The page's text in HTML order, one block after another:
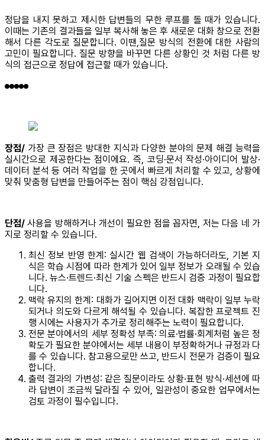
정답을 내지 못하고 제시한 답변들의 무한 루프를 돌 때가 있습니다.
이때는 기존의 결과들을 일부 복사해 놓은 후 새로운 대화 창으로 전환
해서 다른 각도로 질문합니다. 이땐,질문 방식의 전환에 대한 사람의
고민이 필요합니다. 질문 방향을 바꾸면 다른 상황인 것 처럼 다른 방
식의 접근으로 정답에 접근할 때가 있습니다.
장점/ 가장 큰 장점은 방대한 지식과 다양한 분야의 문제 해결 능력을
실시간으로 제공한다는 점이에요. 즉, 코딩·문서 작성·아이디어 발상·
데이터 분석 등 여러 작업을 한 곳에서 빠르게 처리할 수 있고, 상황에
맞춰 맞춤형 답변을 만들어주는 점이 핵심 강점입니다.
단점/ 사용을 방해하거나 개선이 필요한 점을 꼽자면, 저는 다음 네 가
지로 정리할 수 있습니다.
최신 정보 반영 한계: 실시간 웹 검색이 가능하더라도, 기본 지
식은 학습 시점에 따라 한계가 있어 일부 정보가 오래될 수 있습
니다. 뉴스·트렌드·최신 기술 스펙은 반드시 검증 과정이 필요합
니다.
맥락 유지의 한계: 대화가 길어지면 이전 대화 맥락이 일부 누락
되거나 의도와 다르게 해석될 수 있습니다. 복잡한 프로젝트 진
행 시에는 사용자가 추가로 정리해주는 노력이 필요합니다.
전문 분야에서의 세부 정확성 부족: 의료·법률·회계처럼 높은 정
확도가 필요한 분야에서는 세부 내용이 부정확하거나 규정과 다
를 수 있습니다. 참고용으로만 쓰고, 반드시 전문가 검증이 필요
합니다.
출력 결과의 가변성: 같은 질문이라도 상황·표현 방식·세션에 따
라 답변이 조금씩 달라질 수 있어, 일관성이 중요한 업무에서는
검토 과정이 필수입니다.